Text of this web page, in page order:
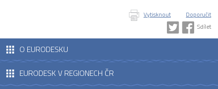
Vytisknout
Doporučit
Sdílet
O EURODESKU
EURODESK V REGIONECH ČR